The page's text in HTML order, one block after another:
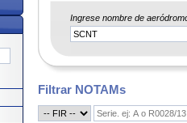
Ingrese nombre de
Filtrar NOTAMs